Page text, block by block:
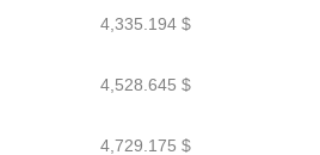
4,335.194 $
4,528.645 $
4,729.175 $